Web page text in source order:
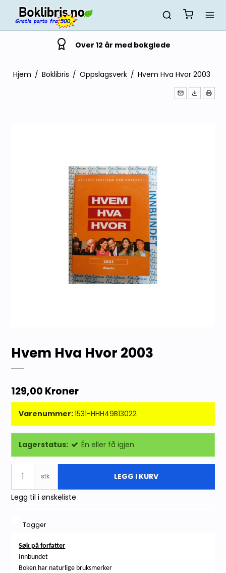
Over 12 år med bokglede
Hjem / Boklibris / Oppslagsverk / Hvem Hva Hvor 2003
Hvem Hva Hvor 2003
129,00 Kroner
Varenummer:1531-HHH49B13022
Lagerstatus: Én eller få igjen
stk. LEGG I KURV
Legg til i ønskeliste
Tagger
Søk på forfatter
Innbundet
Boken har naturlige bruksmerker